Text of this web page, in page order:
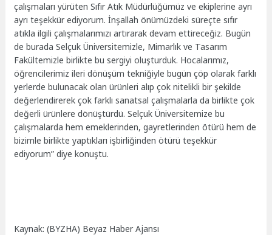
çalışmaları yürüten Sıfır Atık Müdürlüğümüz ve ekiplerine ayrı
ayrı teşekkür ediyorum. İnşallah önümüzdeki süreçte sıfır
atıkla ilgili çalışmalarımızı artırarak devam ettireceğiz. Bugün
de burada Selçuk Üniversitemizle, Mimarlık ve Tasarım
Fakültemizle birlikte bu sergiyi oluşturduk. Hocalarımız,
öğrencilerimiz ileri dönüşüm tekniğiyle bugün çöp olarak farklı
yerlerde bulunacak olan ürünleri alıp çok nitelikli bir şekilde
değerlendirerek çok farklı sanatsal çalışmalarla da birlikte çok
değerli ürünlere dönüştürdü. Selçuk Üniversitemize bu
çalışmalarda hem emeklerinden, gayretlerinden ötürü hem de
bizimle birlikte yaptıkları işbirliğinden ötürü teşekkür
ediyorum” diye konuştu.
Kaynak: (BYZHA) Beyaz Haber Ajansı